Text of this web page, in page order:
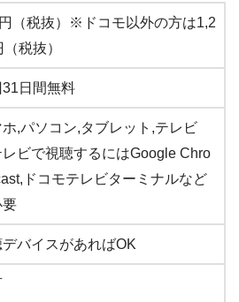
（税抜）※ドコモ以外の方は1,2
税抜）
日間無料
ホ,パソコン,タブレット,テレビ
ビで視聴するにはGoogle Chro
ドコモテレビターミナルなど
要
バイスがあればOK